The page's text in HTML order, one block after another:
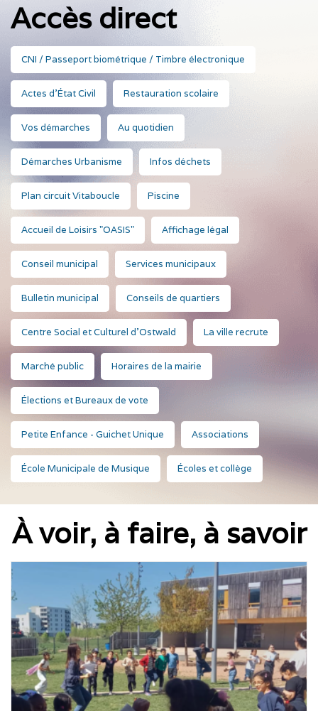
Accès direct
CNI / Passeport biométrique / Timbre électronique
Actes d'État Civil Restauration scolaire
Vos démarches Au quotidien
Démarches Urbanisme Infos déchets
Plan circuit Vitaboucle Piscine
Accueil de Loisirs "OASIS" Affichage légal
Conseil municipal Services municipaux
Bulletin municipal Conseils de quartiers
Centre Social et Culturel d'Ostwald La ville recrute
Marché public Horaires de la mairie
Élections et Bureaux de vote
Petite Enfance - Guichet Unique Associations
École Municipale de Musique Écoles et collège
À voir, à faire, à savoir